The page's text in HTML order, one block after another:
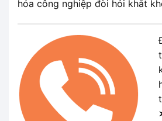
hóa công nghiệp đòi hỏi khắt